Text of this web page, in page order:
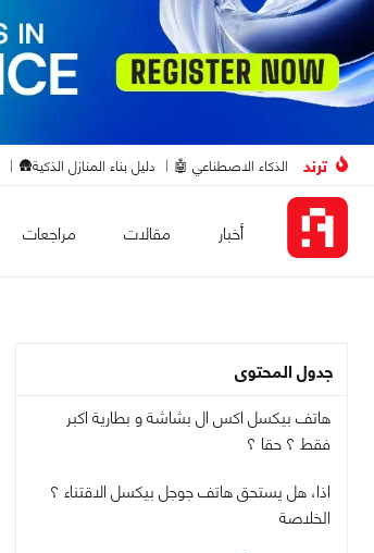
ترند الذكاء الاصطناعي 🤖 دليل بناء المنازل الذكية🛖
أخبار مقالات مراجعات
جدول المحتوى
هاتف بيكسل اكس ال بشاشة و بطارية اكبر
فقط ؟ حقا ؟
اذا، هل يستحق هاتف جوجل بيكسل الاقتناء ؟
الخلاصة